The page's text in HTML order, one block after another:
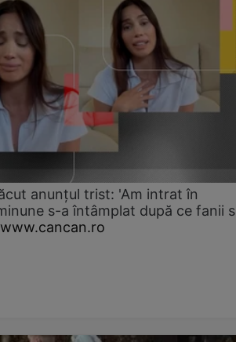
anunțul trist: 'Am intrat în
s-a întâmplat după ce fanii
www.cancan.ro